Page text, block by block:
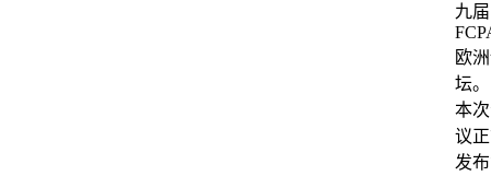
九届
欧
坛。
本
议
发